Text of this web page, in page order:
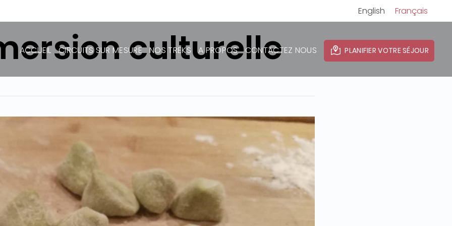
English Français
ACCUEIL CIRCUITS SUR MESURE NOS TREKS A PROPOS CONTACTEZ NOUS PLANIFIER VOTRE SÉJOUR
culturelle